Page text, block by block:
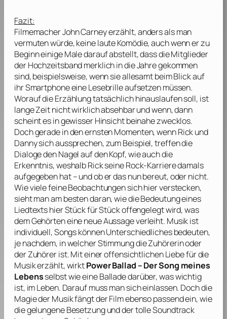
Fazit:
FilmemacherJohn Carneyerzählt, anders als man
vermuten würde, keine laute Komödie, auch wenn er zu
Beginn einige Male darauf abstellt, dass die Mitglieder
der Hochzeitsband merklich in die Jahre gekommen
sind, beispielsweise, wenn sie allesamt beim Blick auf
ihr Smartphone eine Lesebrille aufsetzen müssen.
Worauf die Erzählung tatsächlich hinauslaufen soll, ist
lange Zeit nicht wirklich absehbar und wenn, dann
scheint es in gewisser Hinsicht beinahe zwecklos.
Doch gerade in den ernsten Momenten, wenn Rick und
Danny sich aussprechen, zum Beispiel, treffen die
Dialoge den Nagel auf den Kopf, wie auch die
Erkenntnis, weshalb Rick seine Rock-Karriere damals
aufgegeben hat – und ob er das nun bereut, oder nicht.
Wie viele feine Beobachtungen sich hier verstecken,
sieht man am besten daran, wie die Bedeutung eines
Liedtexts hier Stück für Stück offengelegt wird, was
dem Gehörten eine neue Aussage verleiht. Musik ist
individuell, Songs können Unterschiedliches bedeuten,
je nachdem, in welcher Stimmung die Zuhörerin oder
der Zuhörer ist. Mit einer offensichtlichen Liebe für die
Musik erzählt, wirktPower Ballad – Der Song meines
Lebensselbst wie eine Ballade darüber, was wichtig
ist, im Leben. Darauf muss man sich einlassen. Doch die
Magie der Musik fängt der Film ebenso passend ein, wie
die gelungene Besetzung und der tolle Soundtrack